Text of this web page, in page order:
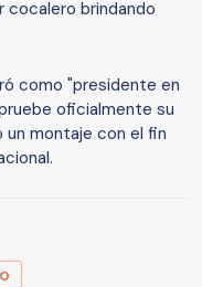
cocalero brindando
como "presidente en
oficialmente su
un montaje con el fin